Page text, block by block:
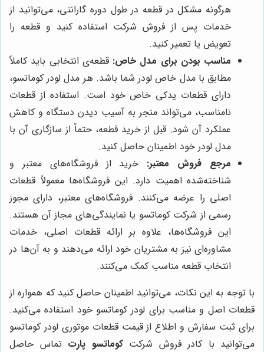
هرگونه مشکل در قطعه در طول دوره گارانتی، می‌توانید از
خدمات پس از فروش شرکت استفاده کنید و قطعه را
تعویض یا تعمیر کنید.
مناسب بودن برای مدل خاص: قطعه‌ی انتخابی باید کاملاً
مطابق با مدل خاص لودر شما باشد. هر مدل لودر کوماتسو،
دارای قطعات یدکی خاص خود است. استفاده از قطعات
نامناسب، می‌تواند منجر به آسیب دیدن دستگاه و کاهش
عملکرد آن شود. قبل از خرید قطعه، حتماً از سازگاری آن با
مدل لودر خود اطمینان حاصل کنید.
مرجع فروش معتبر: خرید از فروشگاه‌های معتبر و
شناخته‌شده اهمیت دارد. این فروشگاه‌ها معمولاً قطعات
اصلی را عرضه می‌کنند. فروشگاه‌های معتبر، دارای مجوز
رسمی از شرکت کوماتسو یا نمایندگی‌های مجاز آن هستند.
این فروشگاه‌ها، علاوه بر ارائه قطعات اصلی، خدمات
مشاوره‌ای نیز به مشتریان خود ارائه می‌دهند و به آن‌ها در
انتخاب قطعه مناسب کمک می‌کنند.
با توجه به این نکات، می‌توانید اطمینان حاصل کنید که همواره از
قطعات اصل و مناسب برای لودر کوماتسو خود استفاده می‌کنید.
برای ثبت سفارش و اطلاع از قیمت قطعات موتوری لودر کوماتسو
می‌توانید با کادر فروش شرکتکوماتسو پارت تماس حاصل